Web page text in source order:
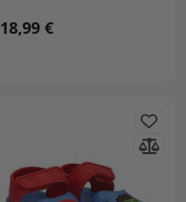
18,99 €